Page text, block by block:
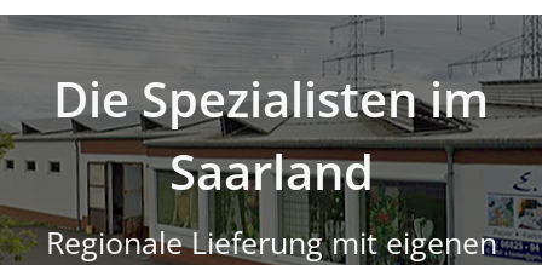
Die Spezialisten im
Saarland
Regionale Lieferung mit eigenen